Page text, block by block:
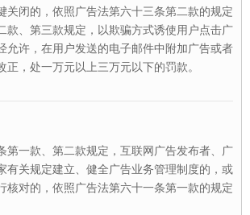
关闭的，依照广告法第六十三条第二款的规定
款、第三款规定，以欺骗方式诱使用户点击广
允许，在用户发送的电子邮件中附加广告或者
正，处一万元以上三万元以下的罚款。
第一款、第二款规定，互联网广告发布者、广
有关规定建立、健全广告业务管理制度的，或
核对的，依照广告法第六十一条第一款的规定